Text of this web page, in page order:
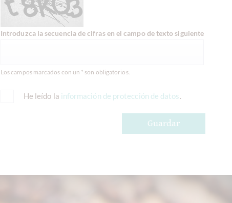
Introduzca la secuencia de cifras en el campo de texto siguiente
Los campos marcados con un * son obligatorios.
He leído la información de protección de datos.
Guardar